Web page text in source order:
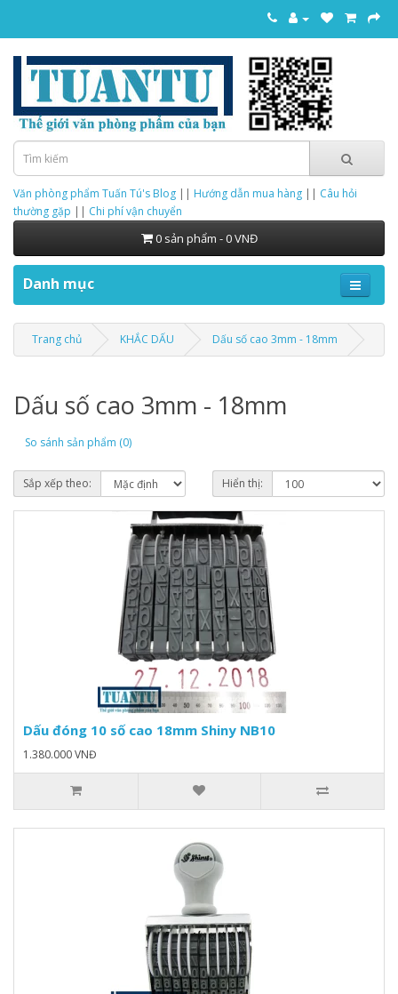
Văn phòng phẩm Tuấn Tú's Blog || Hướng dẫn mua hàng || Câu hỏi
thường gặp || Chi phí vận chuyển
0 sản phẩm - 0 VNĐ
Danh mục
Trang chủ KHẮC DẤU Dấu số cao 3mm - 18mm
Dấu số cao 3mm - 18mm
So sánh sản phẩm (0)
Sắp xếp theo: Hiển thị:
Dấu đóng 10 số cao 18mm Shiny NB10
1.380.000 VNĐ